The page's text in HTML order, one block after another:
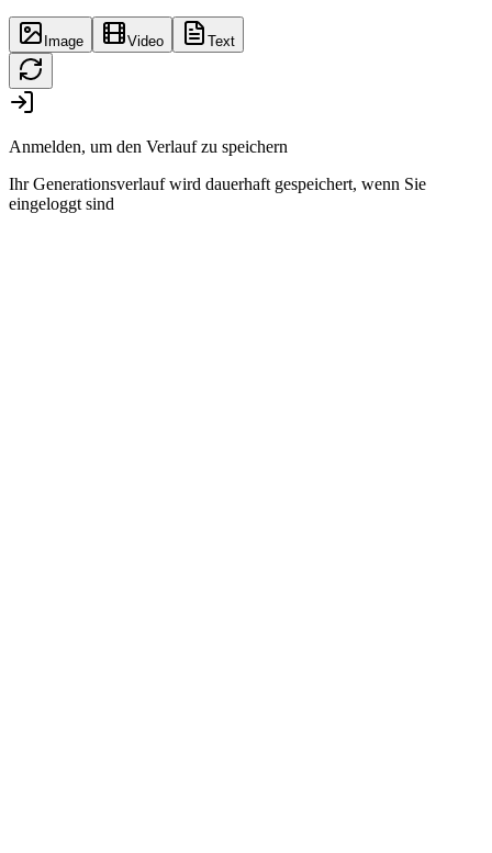
Image Video Text
Anmelden, um den Verlauf zu speichern
Ihr Generationsverlauf wird dauerhaft gespeichert, wenn Sie
eingeloggt sind